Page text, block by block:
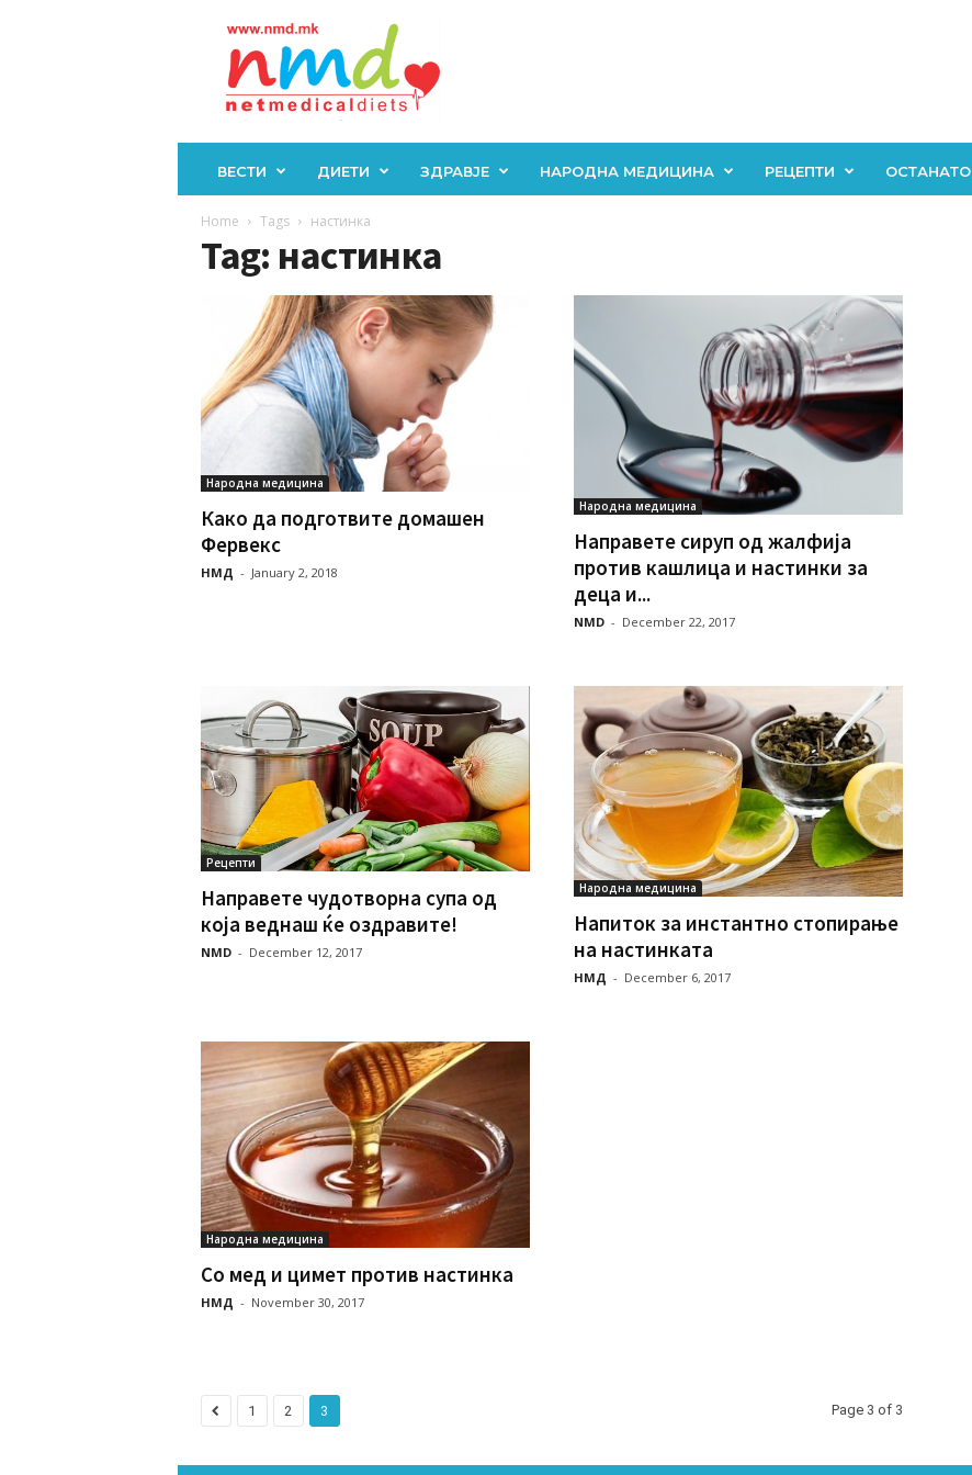
ВЕСТИ ДИЕТИ ЗДРАВЈЕ НАРОДНА МЕДИЦИНА РЕЦЕПТИ ОСТАНАТО
Home Tags настинка
Tag: настинка
Народна медицина
Како да подготвите домашен
Фервекс
НМД - January 2, 2018
Народна медицина
Направете сируп од жалфија
против кашлица и настинки за
деца и...
NMD - December 22, 2017
Рецепти
Направете чудотворна супа од
која веднаш ќе оздравите!
NMD - December 12, 2017
Народна медицина
Напиток за инстантно стопирање
на настинката
НМД - December 6, 2017
Народна медицина
Со мед и цимет против настинка
НМД - November 30, 2017
1 2 3 Page 3 of 3